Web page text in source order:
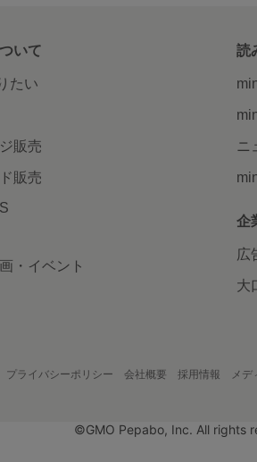
いて
たい
販売
販売
・イベント
読
ニ
企
広
大
プライバシーポリシー 会社概要 採用情報 メデ
©GMO Pepabo, Inc. All rights